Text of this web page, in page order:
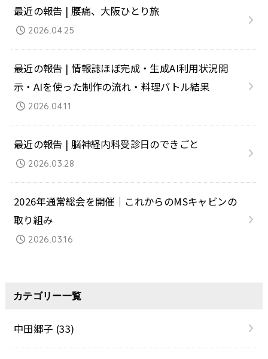
最近の報告 | 腰痛、大阪ひとり旅
2026.04.25
最近の報告 | 情報誌ほぼ完成・生成AI利用状況開
示・AIを使った制作の流れ・料理バトル結果
2026.04.11
最近の報告 | 脳神経内科受診日のできごと
2026.03.28
2026年通常総会を開催｜これからのMSキャビンの
取り組み
2026.03.16
カテゴリー一覧
中田郷子 (33)